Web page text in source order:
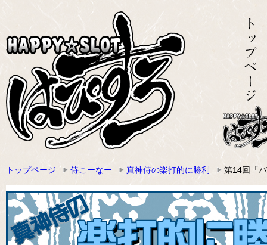
トップページ 侍こーなー 真神侍の楽打的に勝利 第14回「